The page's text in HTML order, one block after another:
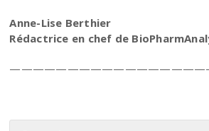
Anne-Lise Berthier
Rédactrice en chef de